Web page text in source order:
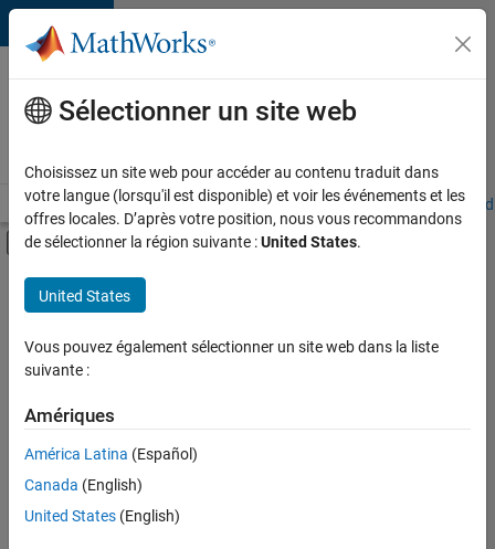
Passer au contenu
Votre
carrière
chez
Accueil Explorer nos opportunités Adresses de nos bureaux
Activer/désactiver l'affichage du menu
Contenu principal
FILTRER PAR
Technologies de l’information
Ventes commerciales
Ventes internes
Actuellement,
aucune
offre
d'emploi
Sélectionner un site web
Choisissez un site web pour accéder au contenu traduit dans
votre langue (lorsqu'il est disponible) et voir les événements et les
offres locales. D’après votre position, nous vous recommandons
de sélectionner la région suivante :United States.
United States
Vous pouvez également sélectionner un site web dans la liste
suivante :
Amériques
América Latina (Español)
Canada (English)
United States (English)